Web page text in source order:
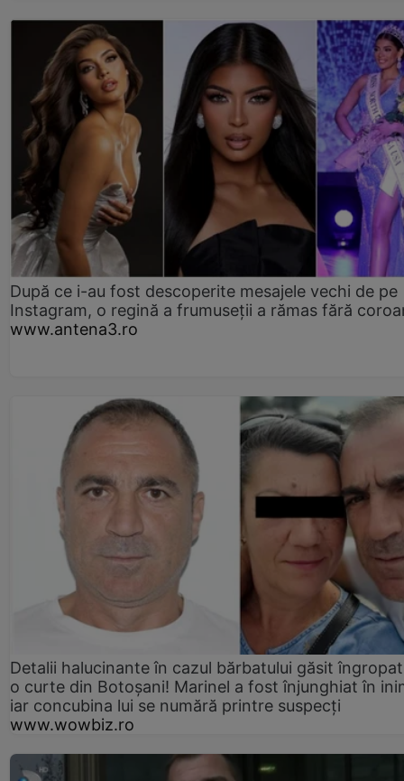
După ce i-au fost descoperite mesajele vechi de pe
Instagram, o regină a frumuseții a rămas fără
www.antena3.ro
Detalii halucinante în cazul bărbatului găsit
o curte din Botoșani! Marinel a fost înjunghiat în
iar concubina lui se numără printre suspecți
www.wowbiz.ro